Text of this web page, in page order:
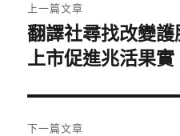
章
導
覽
上一篇文章
上
一
文
章:
翻譯社尋找改變
上市促進兆活果實
下一篇文章